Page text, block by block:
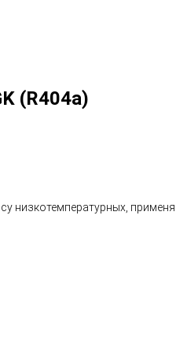
(R404a)
низкотемпературных,